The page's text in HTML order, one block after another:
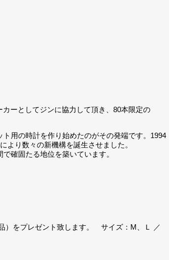
ーとしてジンに協力して頂き、80本限定の
用の時計を作り始めたのがその発端です。1994
り数々の新機構を誕生させました。
確固たる地位を築いています。
）をプレゼント致します。 サイズ：M、Ｌ ／